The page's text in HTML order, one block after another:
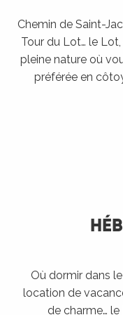
Chemin de Saint-
Tour du Lot… le
pleine nature où
préférée en
Où dormir dans le
location de
de charme…